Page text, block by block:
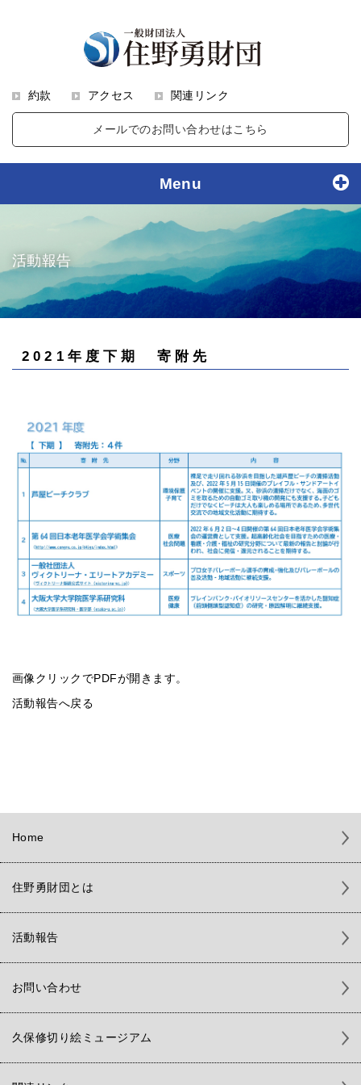
約款 アクセス 関連リンク
メールでのお問い合わせはこちら
Menu
活動報告
2021年度下期 寄附先
画像クリックでPDFが開きます。
活動報告へ戻る
Home
住野勇財団とは
活動報告
お問い合わせ
久保修切り絵ミュージアム